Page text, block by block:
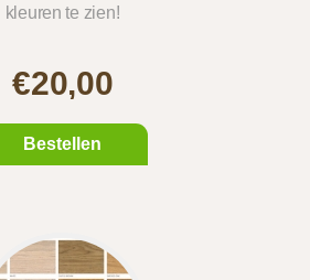
kleuren te zien!
€20,00
Bestellen